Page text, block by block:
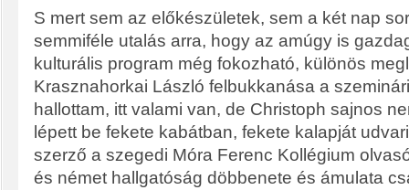
S mert sem az előkészületek, sem a két nap
semmiféle utalás arra, hogy az amúgy is
kulturális program még fokozható, különös
Krasznahorkai László felbukkanása a
hallottam, itt valami van, de Christoph sajnos
lépett be fekete kabátban, fekete kalapját
szerző a szegedi Móra Ferenc Kollégium
és német hallgatóság döbbenete és ámulata